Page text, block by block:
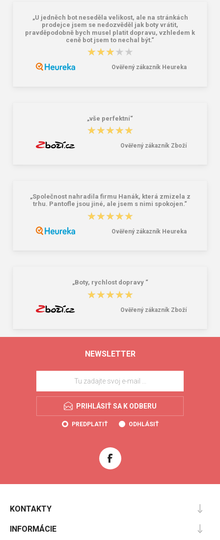
Školský batoh Bagmaster ALFA 21 C
- dinosaur green 23 l
Granite 5 21747-13 Slnečné
okuliare
„U jedněch bot neseděla velikost, ale na stránkách
prodejce jsem se nedozvěděl jak boty vrátit,
pravděpodobně bych musel platit dopravu, vzhledem k
ceně bot jsem to nechal být.“
★★★★★
★★★★★
Ověřený zákazník Heureka
„vše perfektní“
★★★★★
★★★★★
Ověřený zákazník Zboží
„Společnost nahradila firmu Hanák, která zmizela z
trhu. Pantofle jsou jiné, ale jsem s nimi spokojen.“
★★★★★
★★★★★
Ověřený zákazník Heureka
„Boty, rychlost dopravy “
★★★★★
★★★★★
Ověřený zákazník Zboží
NEWSLETTER
PRIHLÁSIŤ SA K ODBERU
PREDPLATIŤ ODHLÁSIŤ
KONTAKTY
INFORMÁCIE